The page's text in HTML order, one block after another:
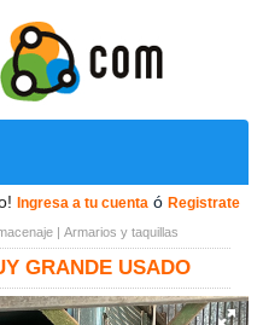
Ingresa a tu cuenta ó Registrate
| Armarios y taquillas
GRANDE USADO